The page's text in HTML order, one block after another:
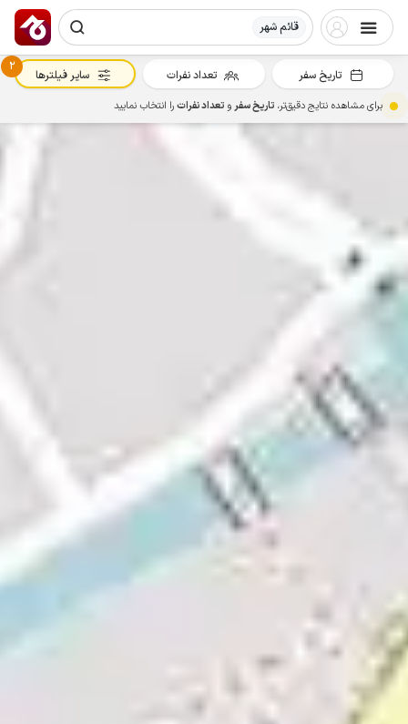
قائم شهر
تاریخ سفر تعداد نفرات
2
سایر فیلترها
برای مشاهده نتایج دقیق‌تر، تاریخ سفرو تعداد نفراترا انتخاب نمایید